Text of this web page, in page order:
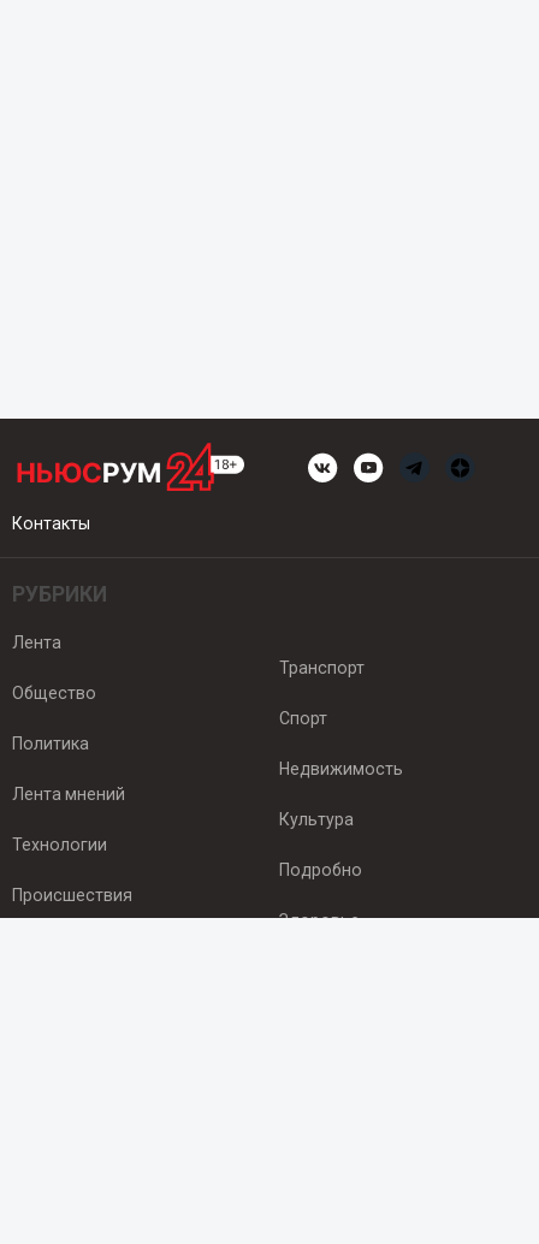
Контакты
РУБРИКИ
Лента
Общество
Политика
Лента мнений
Технологии
Происшествия
Транспорт
Спорт
Недвижимость
Культура
Подробно
Здоровье